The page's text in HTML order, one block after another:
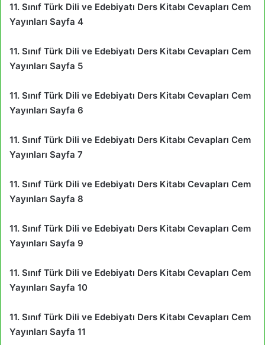
11. Sınıf Türk Dili ve Edebiyatı Ders Kitabı Cevapları Cem
Yayınları Sayfa 4
11. Sınıf Türk Dili ve Edebiyatı Ders Kitabı Cevapları Cem
Yayınları Sayfa 5
11. Sınıf Türk Dili ve Edebiyatı Ders Kitabı Cevapları Cem
Yayınları Sayfa 6
11. Sınıf Türk Dili ve Edebiyatı Ders Kitabı Cevapları Cem
Yayınları Sayfa 7
11. Sınıf Türk Dili ve Edebiyatı Ders Kitabı Cevapları Cem
Yayınları Sayfa 8
11. Sınıf Türk Dili ve Edebiyatı Ders Kitabı Cevapları Cem
Yayınları Sayfa 9
11. Sınıf Türk Dili ve Edebiyatı Ders Kitabı Cevapları Cem
Yayınları Sayfa 10
11. Sınıf Türk Dili ve Edebiyatı Ders Kitabı Cevapları Cem
Yayınları Sayfa 11